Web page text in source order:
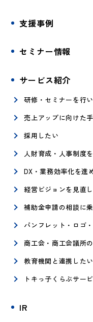
支援事例
セミナー情報
サービス紹介
研修・セミナーを行
売上アップに向けた
採用したい
人財育成・人事制度
DX・業務効率化を進
経営ビジョンを見直
補助金申請の相談に
パンフレット・ロゴ
商工会・商工会議所
教育機関と連携したい
トキっ子くらぶサー
IR